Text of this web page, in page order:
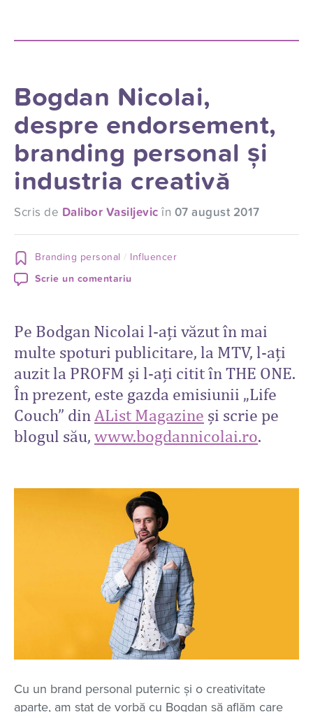
Bogdan Nicolai,
despre endorsement,
branding personal și
industria creativă
Scris de Dalibor Vasiljevic în 07 august 2017
Branding personal
Influencer
Scrie un comentariu
Pe Bodgan Nicolai l-ați văzut în mai
multe spoturi publicitare, la MTV, l-ați
auzit la PROFM și l-ați citit în THE ONE.
În prezent, este gazda emisiunii „Life
Couch” din AList Magazine și scrie pe
blogul său, www.bogdannicolai.ro.
Cu un brand personal puternic și o creativitate
aparte, am stat de vorbă cu Bogdan să aflăm care